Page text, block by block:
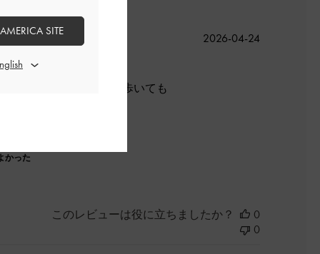
き心地も良く、長時間歩いても
かった
公
2026-04-24
このレビューは役に立ちましたか？
0
0
SITE